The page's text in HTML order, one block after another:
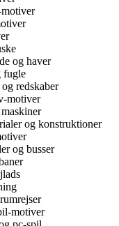
og haver
fugle
redskaber
motiver
og konstruktioner
og busser
motiver